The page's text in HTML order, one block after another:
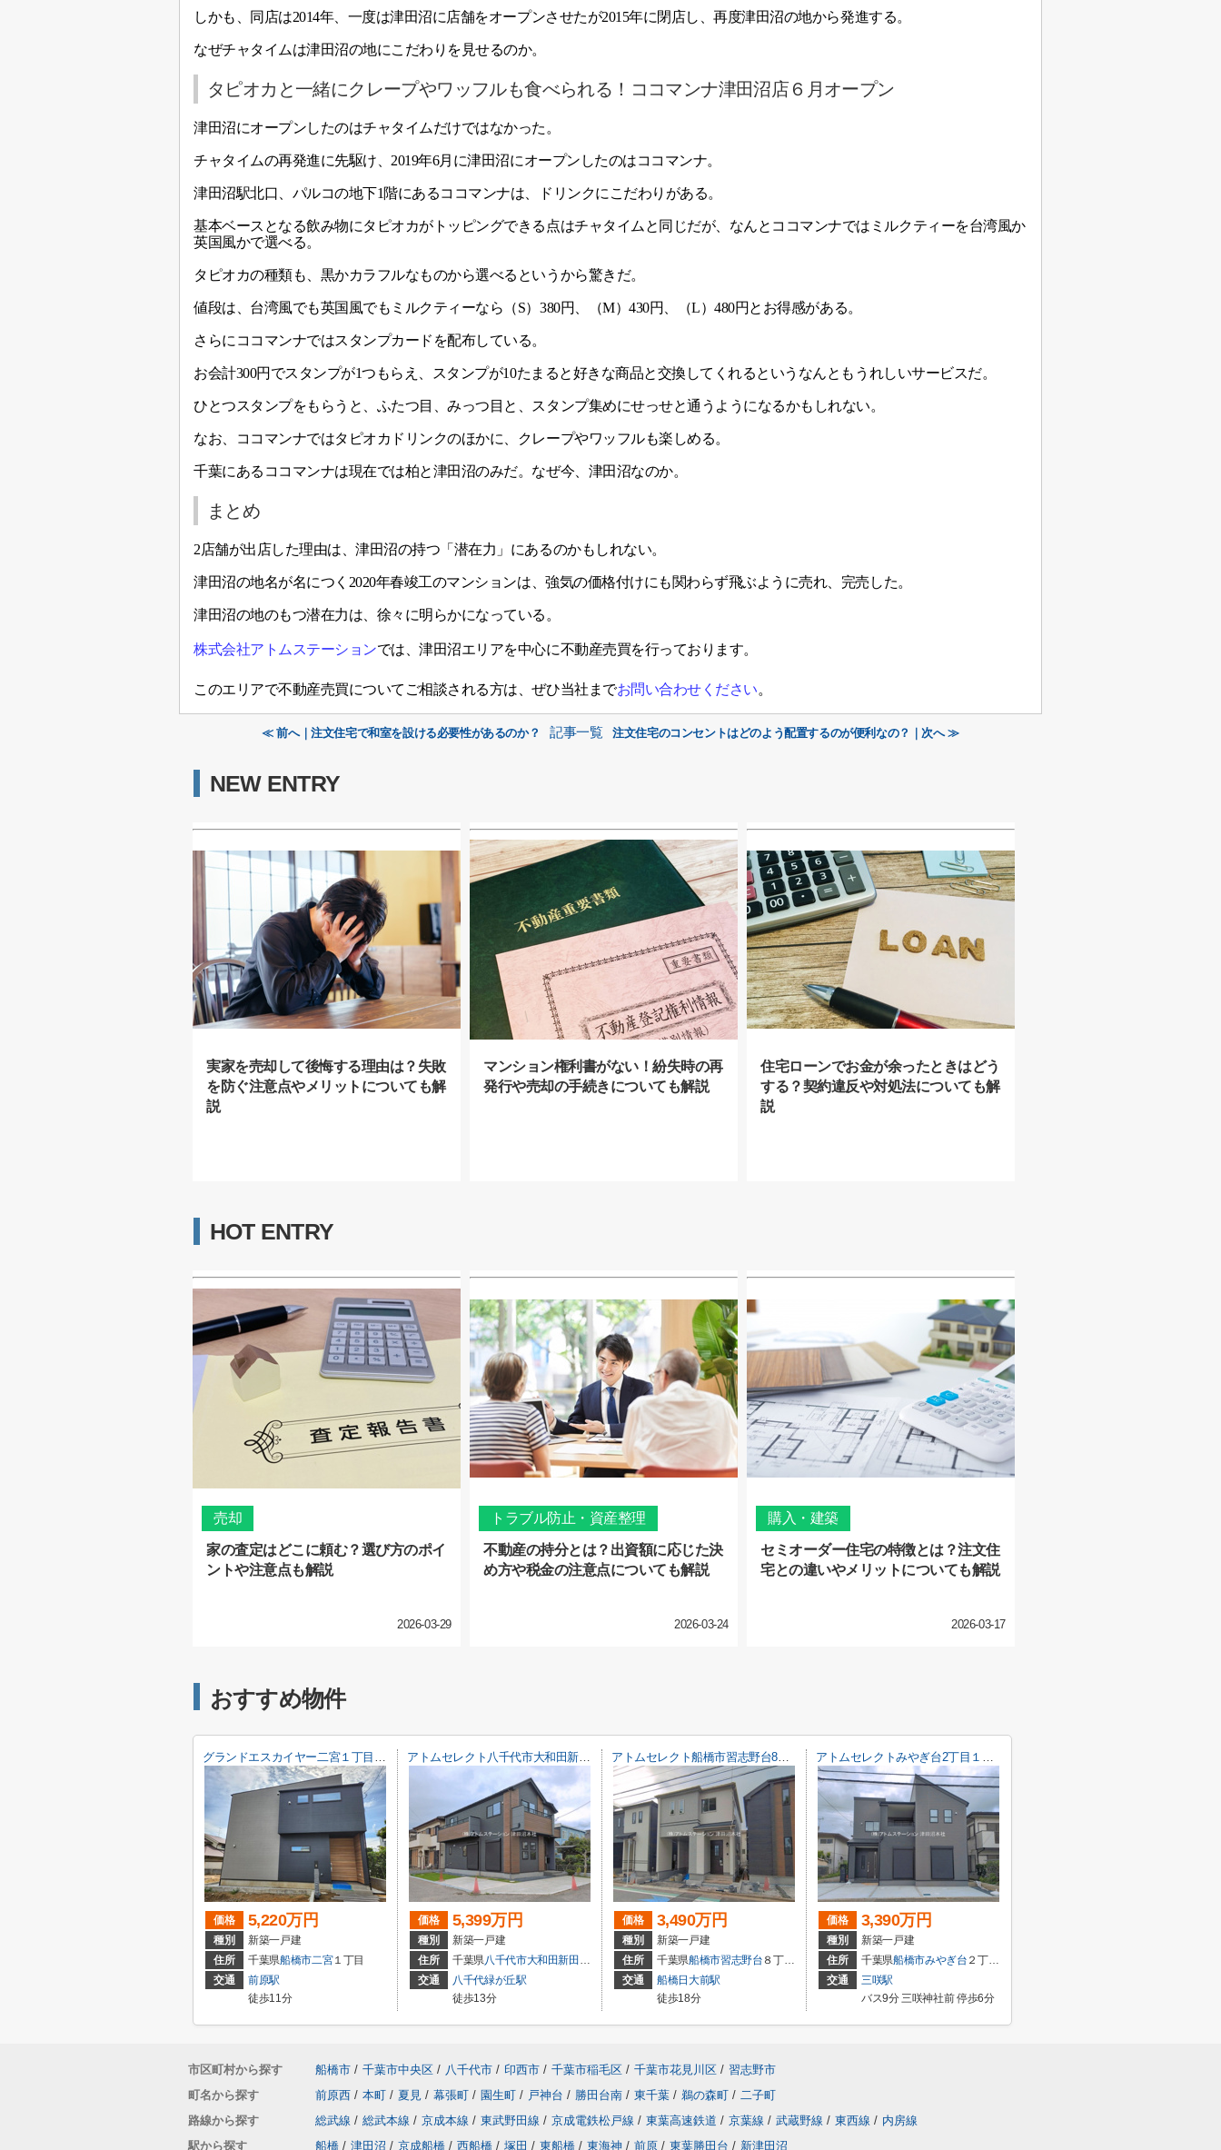
しかも、同店は2014年、一度は津田沼に店舗をオープンさせたが2015年に閉店し、再度津田沼の地から発進する。
なぜチャタイムは津田沼の地にこだわりを見せるのか。
タピオカと一緒にクレープやワッフルも食べられる！ココマンナ津田沼店６月オープン
津田沼にオープンしたのはチャタイムだけではなかった。
チャタイムの再発進に先駆け、2019年6月に津田沼にオープンしたのはココマンナ。
津田沼駅北口、パルコの地下1階にあるココマンナは、ドリンクにこだわりがある。
基本ベースとなる飲み物にタピオカがトッピングできる点はチャタイムと同じだが、なんとココマンナではミルクティーを台湾風か
英国風かで選べる。
タピオカの種類も、黒かカラフルなものから選べるというから驚きだ。
値段は、台湾風でも英国風でもミルクティーなら（S）380円、（M）430円、（L）480円とお得感がある。
さらにココマンナではスタンプカードを配布している。
お会計300円でスタンプが1つもらえ、スタンプが10たまると好きな商品と交換してくれるというなんともうれしいサービスだ。
ひとつスタンプをもらうと、ふたつ目、みっつ目と、スタンプ集めにせっせと通うようになるかもしれない。
なお、ココマンナではタピオカドリンクのほかに、クレープやワッフルも楽しめる。
千葉にあるココマンナは現在では柏と津田沼のみだ。なぜ今、津田沼なのか。
まとめ
2店舗が出店した理由は、津田沼の持つ「潜在力」にあるのかもしれない。
津田沼の地名が名につく2020年春竣工のマンションは、強気の価格付けにも関わらず飛ぶように売れ、完売した。
津田沼の地のもつ潜在力は、徐々に明らかになっている。
株式会社アトムステーションでは、津田沼エリアを中心に不動産売買を行っております。
このエリアで不動産売買についてご相談される方は、ぜひ当社までお問い合わせください。
≪ 前へ｜注文住宅で和室を設ける必要性があるのか？ 記事一覧 注文住宅のコンセントはどのよう配置するのが便利なの？｜次へ ≫
NEW ENTRY
実家を売却して後悔する理由は？失敗
を防ぐ注意点やメリットについても解
説
マンション権利書がない！紛失時の再
発行や売却の手続きについても解説
住宅ローンでお金が余ったときはどう
する？契約違反や対処法についても解
説
HOT ENTRY
売却
家の査定はどこに頼む？選び方のポイ
ントや注意点も解説
2026-03-29
トラブル防止・資産整理
不動産の持分とは？出資額に応じた決
め方や税金の注意点についても解説
2026-03-24
購入・建築
セミオーダー住宅の特徴とは？注文住
宅との違いやメリットについても解説
2026-03-17
おすすめ物件
価格 5,220万円
種別
新築一戸建
住所
千葉県船橋市二宮１丁目
交通
前原駅
徒歩11分
価格 5,399万円
種別
新築一戸建
住所
千葉県 八千代市大和田新田
922-51
交通
八千代緑が丘駅
徒歩13分
価格 3,490万円
種別
新築一戸建
住所
千葉県船橋市習志野台 ８丁目29-2
交通
船橋日大前駅
徒歩18分
価格 3,390万円
種別
新築一戸建
住所
千葉県船橋市みやぎ台 ２丁目8-22
交通
三咲駅
バス9分 三咲神社前 停歩6分
市区町村から探す 船橋市 / 千葉市中央区 / 八千代市 / 印西市 / 千葉市稲毛区 / 千葉市花見川区 / 習志野市
町名から探す
前原西 / 本町 / 夏見 / 幕張町 / 園生町 / 戸神台 / 勝田台南 / 東千葉 / 鵜の森町 / 二子町
路線から探す
総武線 / 総武本線 / 京成本線 / 東武野田線 / 京成電鉄松戸線 / 東葉高速鉄道 / 京葉線 / 武蔵野線 / 東西線 / 内房線
駅から探す
船橋 / 津田沼 / 京成船橋 / 西船橋 / 塚田 / 東船橋 / 東海神 / 前原 / 東葉勝田台 / 新津田沼